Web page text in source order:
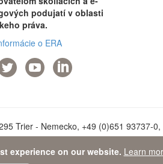
experience on our website. Learn
podujatí v oblasti
práva.
o ERA
Trier - Nemecko, +49 (0)651 93737-